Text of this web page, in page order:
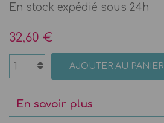
En stock expédié sous 24h
32,60 €
AJOUTER AU PANIER
En savoir plus